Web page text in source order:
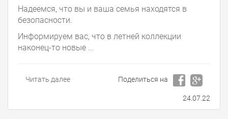
Надеемся, что вы и ваша семья находятся в
безопасности.
Информируем вас, что в летней коллекции
наконец-то новые ...
Читать далее Поделиться на
24.07.22